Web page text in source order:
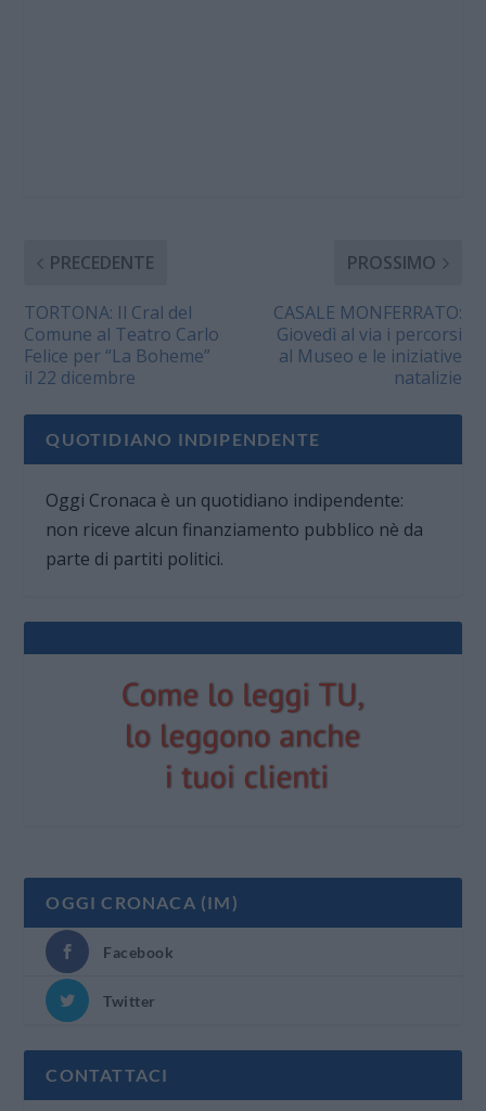
PRECEDENTE
TORTONA: Il Cral del
Comune al Teatro Carlo
Felice per “La Boheme”
il 22 dicembre
PROSSIMO
CASALE MONFERRATO:
Giovedì al via i percorsi
al Museo e le iniziative
natalizie
QUOTIDIANO INDIPENDENTE
Oggi Cronaca è un quotidiano indipendente:
non riceve alcun finanziamento pubblico nè da
parte di partiti politici.
OGGI CRONACA (IM)
Facebook
Twitter
CONTATTACI